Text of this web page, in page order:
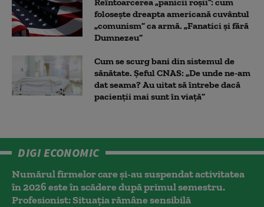
folosește dreapta americană cuvântul
„comunism” ca armă. „Fanatici și fără
Dumnezeu”
Cum se scurg bani din sistemul de
sănătate. Șeful CNAS: „De unde ne-am
dat seama? Au uitat să întrebe dacă
pacienții mai sunt în viață”
DIGI ECONOMIC
Numărul firmelor care și-au suspendat activitatea
în 2026 este în scădere după primul semestru.
Profesionist: Situația rămâne sensibilă